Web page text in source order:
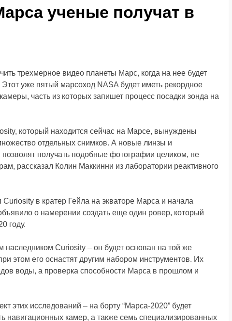
ученые получат в
трехмерное видео планеты Марс, когда на нее будет
уже пятый марсоход NASA будет иметь рекордное
часть из которых запишет процесс посадки зонда на
который находится сейчас на Марсе, вынуждены
отдельных снимков. А новые линзы и
получать подобные фотографии целиком, не
рассказал Колин Маккинни из лаборатории реактивного
в кратер Гейла на экваторе Марса и начала
о намерении создать еще один ровер, который
году.
наследником Curiosity – он будет основан на той же
этом его оснастят другим набором инструментов. Их
воды, а проверка способности Марса в прошлом и
этих исследований – на борту “Марса-2020” будет
навигационных камер, а также семь специализированных